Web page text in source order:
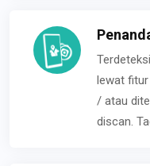
lewat fitur
/ atau
discan.